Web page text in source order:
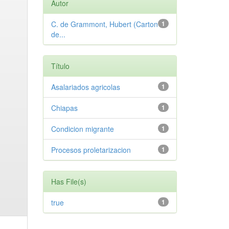
Autor
1
C. de Grammont, Hubert (Carton
de...
Título
1
Asalariados agricolas
1
Chiapas
1
Condicion migrante
1
Procesos proletarizacion
Has File(s)
1
true